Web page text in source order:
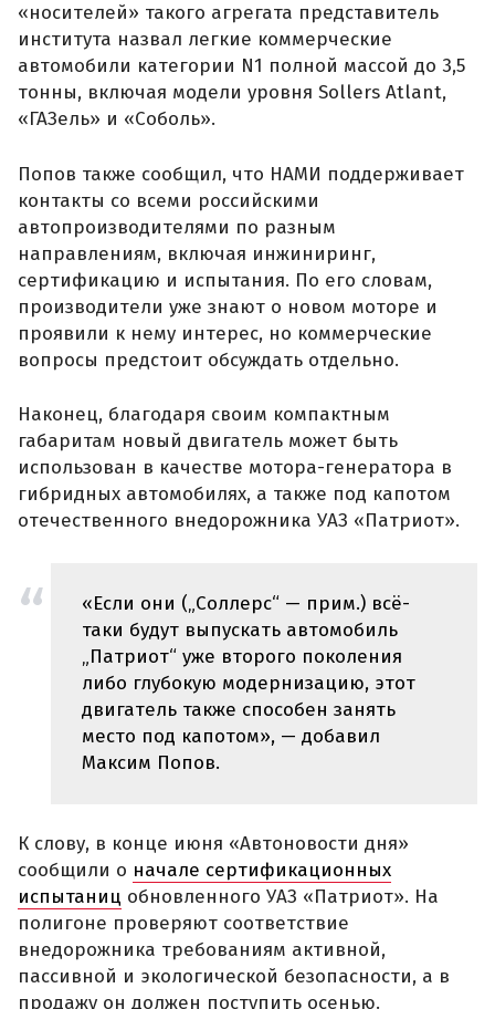
«носителей» такого агрегата представитель
института назвал легкие коммерческие
автомобили категории N1 полной массой до 3,5
тонны, включая модели уровня Sollers Atlant,
«ГАЗель» и «Соболь».
Попов также сообщил, что НАМИ поддерживает
контакты со всеми российскими
автопроизводителями по разным
направлениям, включая инжиниринг,
сертификацию и испытания. По его словам,
производители уже знают о новом моторе и
проявили к нему интерес, но коммерческие
вопросы предстоит обсуждать отдельно.
Наконец, благодаря своим компактным
габаритам новый двигатель может быть
использован в качестве мотора-генератора в
гибридных автомобилях, а также под капотом
отечественного внедорожника УАЗ «Патриот».
«Если они („Соллерс“ — прим.) всё-
таки будут выпускать автомобиль
„Патриот“ уже второго поколения
либо глубокую модернизацию, этот
двигатель также способен занять
место под капотом», — добавил
Максим Попов.
К слову, в конце июня «Автоновости дня»
сообщили о начале сертификационных
испытаниц обновленного УАЗ «Патриот». На
полигоне проверяют соответствие
внедорожника требованиям активной,
пассивной и экологической безопасности, а в
продажу он должен поступить осенью.